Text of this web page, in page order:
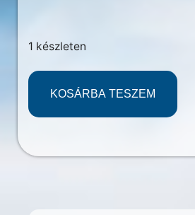
1 készleten
KOSÁRBA TESZEM